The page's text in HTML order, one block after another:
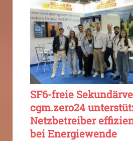
SF6-freie
cgm.zero24
Netzbetreiber
bei Energiewende